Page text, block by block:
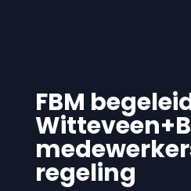
FBM
regeling